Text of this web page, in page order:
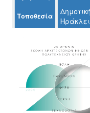
ΠΟΛΙΤΙΣΜΟΣ
Τοποθεσία